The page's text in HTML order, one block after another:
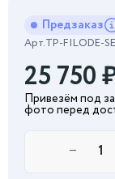
Предзаказ
Арт.TP-FILODE-
25 750
Привезём под
фото перед
−